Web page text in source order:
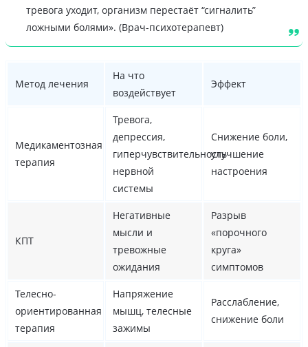
тревога уходит, организм перестаёт “сигналить”
ложными болями». (Врач-психотерапевт)
Метод лечения
На что
воздействует
Эффект
Медикаментозная
терапия
Тревога,
депрессия,
гиперчувствительность
нервной
системы
Снижение боли,
улучшение
настроения
КПТ
Негативные
мысли и
тревожные
ожидания
Разрыв
«порочного
круга»
симптомов
Телесно-
ориентированная
терапия
Напряжение
мышц, телесные
зажимы
Расслабление,
снижение боли